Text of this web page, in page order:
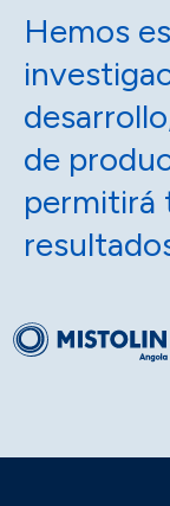
Hemos
de
permitirá